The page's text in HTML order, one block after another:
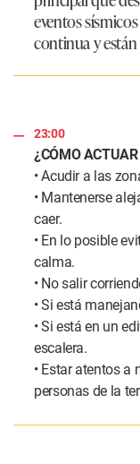
eventos
continua y
23:00
¿CÓMO
• Acudir a las
• Mantenerse
caer.
• En lo posible
calma.
• No salir
• Si está
• Si está en un
escalera.
• Estar atentos a
personas de la